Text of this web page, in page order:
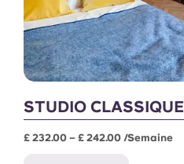
STUDIO CLASSIQUE
£ 232.00 – £ 242.00 /semaine